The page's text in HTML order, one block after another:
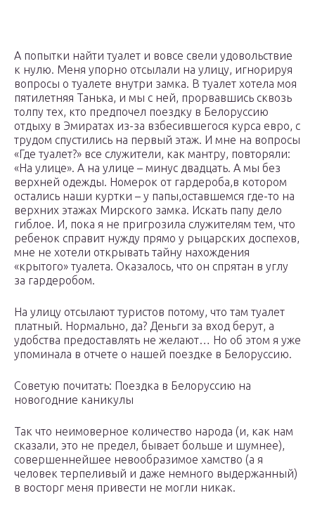
А попытки найти туалет и вовсе свели удовольствие
к нулю. Меня упорно отсылали на улицу, игнорируя
вопросы о туалете внутри замка. В туалет хотела моя
пятилетняя Танька, и мы с ней, прорвавшись сквозь
толпу тех, кто предпочел поездку в Белоруссию
отдыху в Эмиратах из-за взбесившегося курса евро, с
трудом спустились на первый этаж. И мне на вопросы
«Где туалет?» все служители, как мантру, повторяли:
«На улице». А на улице – минус двадцать. А мы без
верхней одежды. Номерок от гардероба,в котором
остались наши куртки – у папы,оставшемся где-то на
верхних этажах Мирского замка. Искать папу дело
гиблое. И, пока я не пригрозила служителям тем, что
ребенок справит нужду прямо у рыцарских доспехов,
мне не хотели открывать тайну нахождения
«крытого» туалета. Оказалось, что он спрятан в углу
за гардеробом.
На улицу отсылают туристов потому, что там туалет
платный. Нормально, да? Деньги за вход берут, а
удобства предоставлять не желают… Но об этом я уже
упоминала в отчете о нашей поездке в Белоруссию.
Советую почитать: Поездка в Белоруссию на
новогодние каникулы
Так что неимоверное количество народа (и, как нам
сказали, это не предел, бывает больше и шумнее),
совершеннейшее невообразимое хамство (а я
человек терпеливый и даже немного выдержанный)
в восторг меня привести не могли никак.